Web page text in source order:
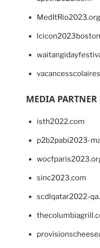
MedItRio2023.org
MEDIA
isth2022.com
p2b2pabi2023-
sinc2023.com
scdlqatar2022-